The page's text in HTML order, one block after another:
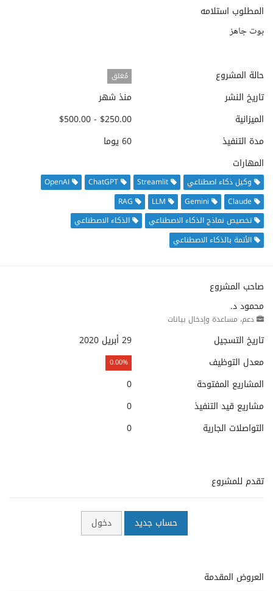
المطلوب استلامه
بوت جاهز
حالة المشروع مُغلق
تاريخ النشر
منذ شهر
الميزانية
$250.00 - $500.00
مدة التنفيذ
60 يوما
المهارات
وكيل ذكاء اصطناعي Streamlit
ChatGPT
OpenAI
Claude
Gemini
LLM
RAG
تخصيص نماذج الذكاء الاصطناعي
الذكاء الاصطناعي
الأتمة بالذكاء الاصطناعي
صاحب المشروع
محمود د.
دعم، مساعدة وإدخال بيانات
تاريخ التسجيل
29 أبريل 2020
معدل التوظيف
0.00%
المشاريع المفتوحة
0
مشاريع قيد التنفيذ
0
التواصلات الجارية
0
تقدم للمشروع
حساب جديد دخول
العروض المقدمة